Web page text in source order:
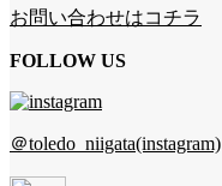
お問い合わせはコチラ
FOLLOW US
＠toledo_niigata(instagram)